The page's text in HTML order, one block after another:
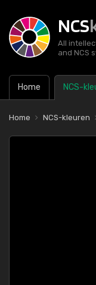
NCS
All
and NCS
Home NCS-
Home NCS-kleuren